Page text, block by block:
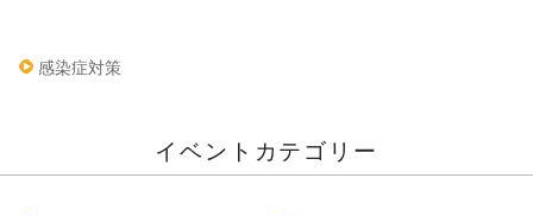
感染症対策
イベントカテゴリー